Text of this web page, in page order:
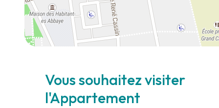
Vous souhaitez visiter
l'Appartement